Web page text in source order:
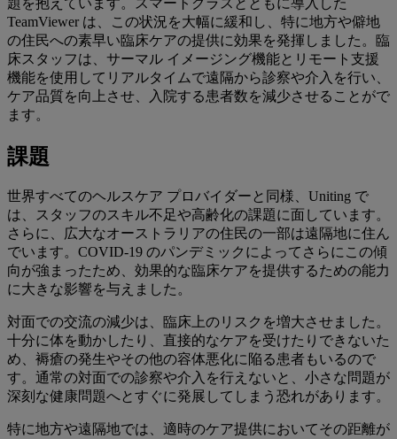
TeamViewer は、この状況を大幅に緩和し、特に地方や僻地
の住民への素早い臨床ケアの提供に効果を発揮しました。臨
床スタッフは、サーマル イメージング機能とリモート支援
機能を使用してリアルタイムで遠隔から診察や介入を行い、
ケア品質を向上させ、入院する患者数を減少させることがで
ます。
課題
世界すべてのヘルスケア プロバイダーと同様、Uniting で
は、スタッフのスキル不足や高齢化の課題に面しています。
さらに、広大なオーストラリアの住民の一部は遠隔地に住ん
でいます。COVID-19 のパンデミックによってさらにこの傾
向が強まったため、効果的な臨床ケアを提供するための能力
に大きな影響を与えました。
対面での交流の減少は、臨床上のリスクを増大させました。
十分に体を動かしたり、直接的なケアを受けたりできないた
め、褥瘡の発生やその他の容体悪化に陥る患者もいるので
す。通常の対面での診察や介入を行えないと、小さな問題が
深刻な健康問題へとすぐに発展してしまう恐れがあります。
特に地方や遠隔地では、適時のケア提供においてその距離が